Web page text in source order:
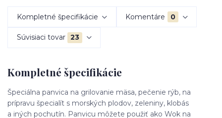
Kompletné špecifikácie Komentáre 0
Súvisiaci tovar 23
Kompletné špecifikácie
Špeciálna panvica na grilovanie mäsa, pečenie rýb, na
prípravu špecialít s morských plodov, zeleniny, klobás
a iných pochutín. Panvicu môžete použiť ako Wok na